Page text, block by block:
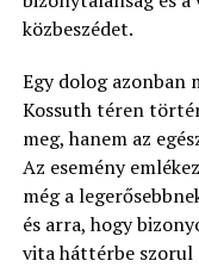
közbeszédet.
Egy dolog azonban
Kossuth téren
meg, hanem az
Az esemény
még a
és arra, hogy
vita háttérbe szorul